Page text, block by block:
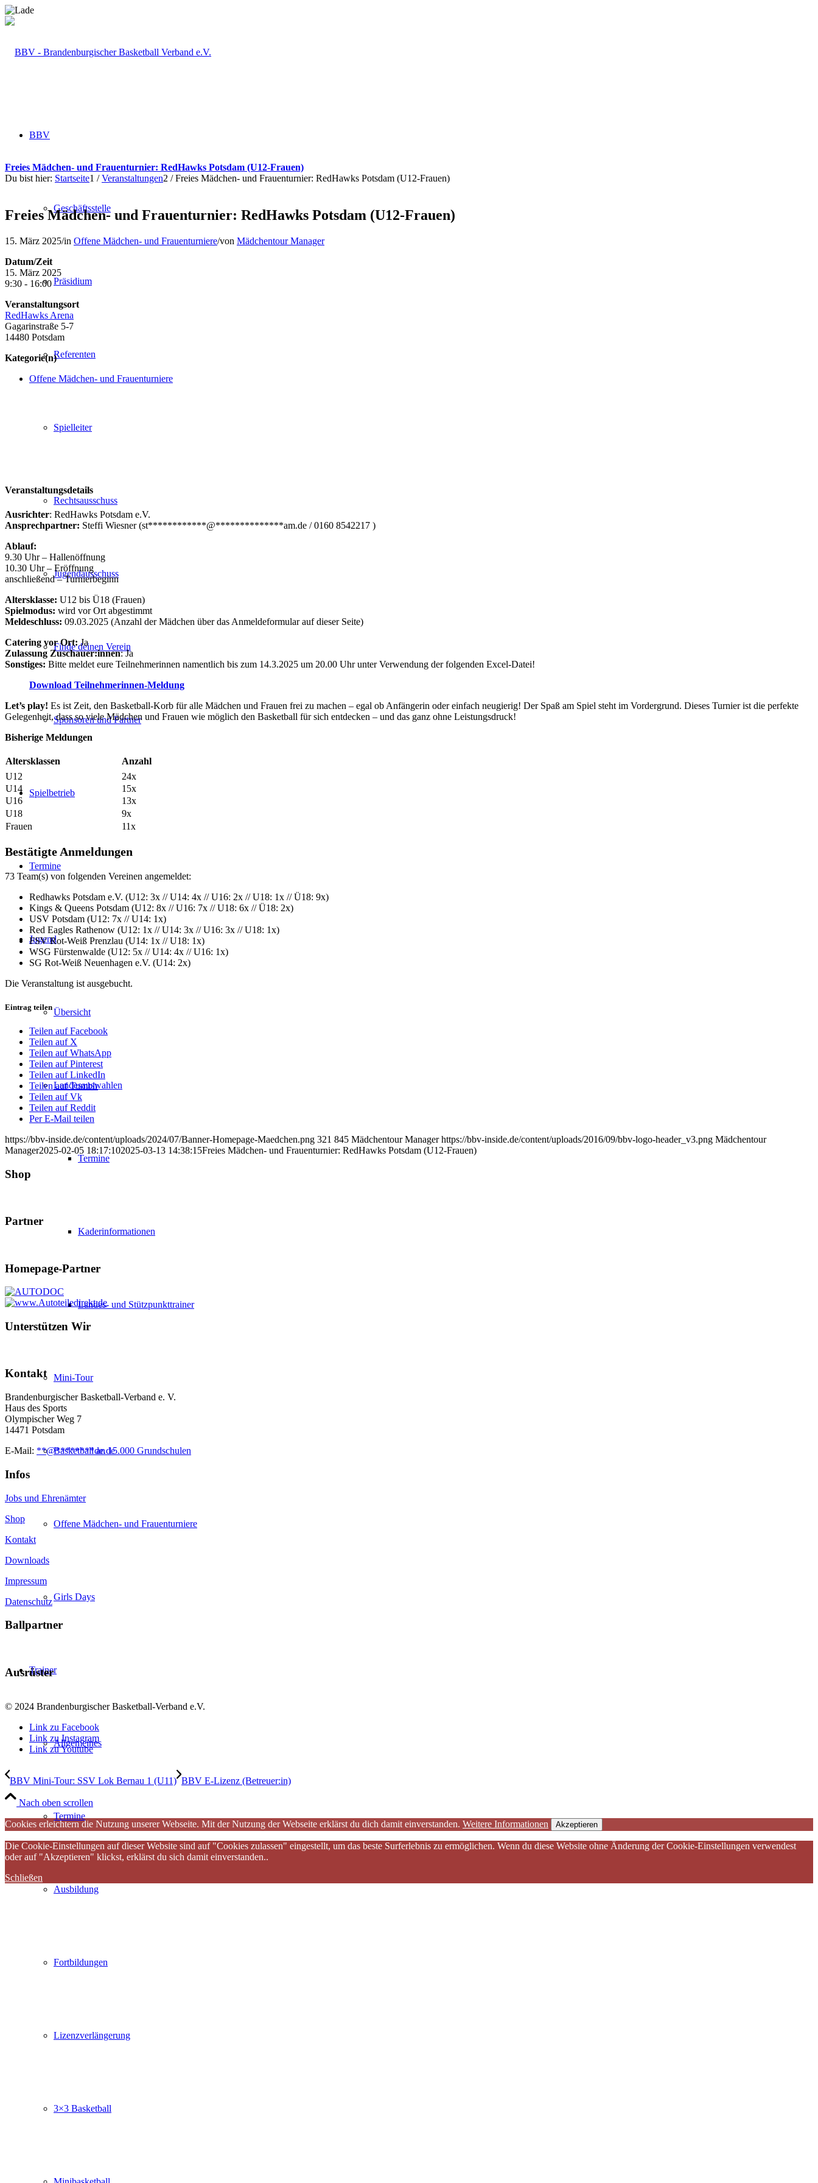
BBV
Geschäftsstelle
Präsidium
Referenten
Spielleiter
Rechtsausschuss
Jugendausschuss
Finde deinen Verein
Sponsoren und Partner
Spielbetrieb
Termine
Jugend
Übersicht
Landesauswahlen
Termine
Kaderinformationen
Landes- und Stützpunkttrainer
Mini-Tour
Basketball an 15.000 Grundschulen
Offene Mädchen- und Frauenturniere
Girls Days
Trainer
Allgemeines
Termine
Ausbildung
Fortbildungen
Lizenzverlängerung
3×3 Basketball
Freies Mädchen- und Frauenturnier: RedHawks Potsdam (U12-Frauen)
Du bist hier: Startseite1 / Veranstaltungen2 / Freies Mädchen- und Frauenturnier: RedHawks Potsdam (U12-Frauen)
Freies Mädchen- und Frauenturnier: RedHawks Potsdam (U12-Frauen)
15. März 2025/in Offene Mädchen- und Frauenturniere/von Mädchentour Manager
Datum/Zeit
15. März 2025
9:30 - 16:00
Veranstaltungsort
RedHawks Arena
Gagarinstraße 5-7
14480 Potsdam
Kategorie(n)
Offene Mädchen- und Frauenturniere
Veranstaltungsdetails
Ausrichter: RedHawks Potsdam e.V.
Ansprechpartner: Steffi Wiesner (st************@**************am.de / 0160 8542217 )
Ablauf:
9.30 Uhr – Hallenöffnung
10.30 Uhr – Eröffnung
anschließend – Turnierbeginn
Altersklasse: U12 bis Ü18 (Frauen)
Spielmodus: wird vor Ort abgestimmt
Meldeschluss: 09.03.2025 (Anzahl der Mädchen über das Anmeldeformular auf dieser Seite)
Catering vor Ort: Ja
Zulassung Zuschauer:innen: Ja
Sonstiges: Bitte meldet eure Teilnehmerinnen namentlich bis zum 14.3.2025 um 20.00 Uhr unter Verwendung der folgenden Excel-Datei!
Download Teilnehmerinnen-Meldung
Let’s play! Es ist Zeit, den Basketball-Korb für alle Mädchen und Frauen frei zu machen – egal ob Anfängerin oder einfach neugierig! Der Spaß am Spiel steht im Vordergrund. Dieses Turnier ist die perfekte
Gelegenheit, dass so viele Mädchen und Frauen wie möglich den Basketball für sich entdecken – und das ganz ohne Leistungsdruck!
Bisherige Meldungen
Altersklassen
Anzahl
U12
24x
U14
15x
U16
13x
U18
9x
Frauen
11x
Bestätigte Anmeldungen
73 Team(s) von folgenden Vereinen angemeldet:
Redhawks Potsdam e.V. (U12: 3x // U14: 4x // U16: 2x // U18: 1x // Ü18: 9x)
Kings & Queens Potsdam (U12: 8x // U16: 7x // U18: 6x // Ü18: 2x)
USV Potsdam (U12: 7x // U14: 1x)
Red Eagles Rathenow (U12: 1x // U14: 3x // U16: 3x // U18: 1x)
FSV Rot-Weiß Prenzlau (U14: 1x // U18: 1x)
WSG Fürstenwalde (U12: 5x // U14: 4x // U16: 1x)
SG Rot-Weiß Neuenhagen e.V. (U14: 2x)
Die Veranstaltung ist ausgebucht.
Eintrag teilen
Teilen auf Facebook
Teilen auf X
Teilen auf WhatsApp
Teilen auf Pinterest
Teilen auf LinkedIn
Teilen auf Tumblr
Teilen auf Vk
Teilen auf Reddit
Per E-Mail teilen
https://bbv-inside.de/content/uploads/2024/07/Banner-Homepage-Maedchen.png 321 845 Mädchentour Manager https://bbv-inside.de/content/uploads/2016/09/bbv-logo-header_v3.png Mädchentour
Manager2025-02-05 18:17:102025-03-13 14:38:15Freies Mädchen- und Frauenturnier: RedHawks Potsdam (U12-Frauen)
Shop
Partner
Homepage-Partner
Unterstützen Wir
Kontakt
Brandenburgischer Basketball-Verband e. V.
Haus des Sports
Olympischer Weg 7
14471 Potsdam
E-Mail: **@********de.de
Infos
Jobs und Ehrenämter
Shop
Kontakt
Downloads
Impressum
Datenschutz
Ballpartner
Ausrüster
© 2024 Brandenburgischer Basketball-Verband e.V.
Link zu Facebook
Link zu Instagram
Link zu Youtube
BBV Mini-Tour: SSV Lok Bernau 1 (U11) BBV E-Lizenz (Betreuer:in)
Nach oben scrollen
Cookies erleichtern die Nutzung unserer Webseite. Mit der Nutzung der Webseite erklärst du dich damit einverstanden. Weitere Informationen Akzeptieren
Die Cookie-Einstellungen auf dieser Website sind auf "Cookies zulassen" eingestellt, um das beste Surferlebnis zu ermöglichen. Wenn du diese Website ohne Änderung der Cookie-Einstellungen verwendest
oder auf "Akzeptieren" klickst, erklärst du sich damit einverstanden..
Schließen